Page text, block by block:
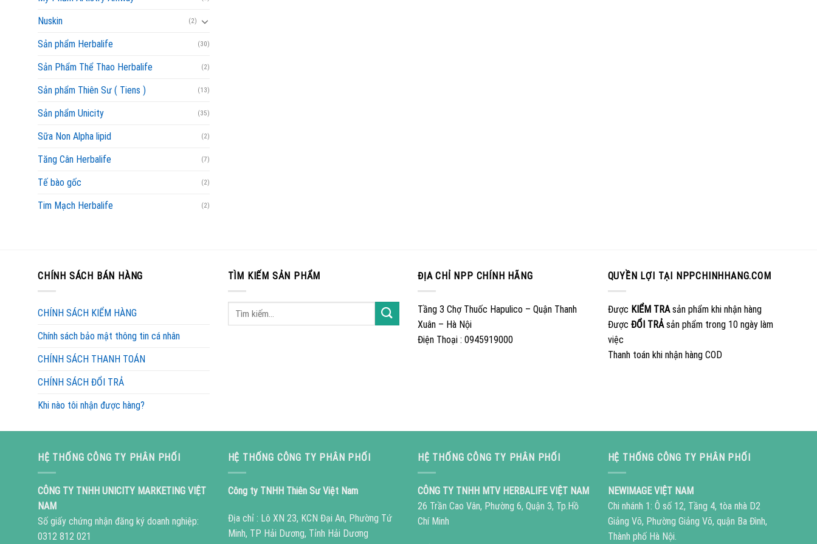
Nuskin (2)
Sản phẩm Herbalife (30)
Sản Phẩm Thể Thao Herbalife (2)
Sản phẩm Thiên Sư ( Tiens ) (13)
Sản phẩm Unicity (35)
Sữa Non Alpha lipid (2)
Tăng Cân Herbalife (7)
Tế bào gốc (2)
Tim Mạch Herbalife (2)
CHÍNH SÁCH BÁN HÀNG
CHÍNH SÁCH KIỂM HÀNG
Chính sách bảo mật thông tin cá nhân
CHÍNH SÁCH THANH TOÁN
CHÍNH SÁCH ĐỔI TRẢ
Khi nào tôi nhận được hàng?
TÌM KIẾM SẢN PHẨM ĐỊA CHỈ NPP CHÍNH HÃNG
Tầng 3 Chợ Thuốc Hapulico – Quận Thanh
Xuân – Hà Nội
Điện Thoại : 0945919000
QUYỀN LỢI TẠI NPPCHINHHANG.COM
Được KIỂM TRAsản phẩm khi nhận hàng
Được ĐỔI TRẢsản phẩm trong 10 ngày làm
việc
Thanh toán khi nhận hàng COD
HỆ THỐNG CÔNG TY PHÂN PHỐI
CÔNG TY TNHH UNICITY MARKETING VIỆT
NAM
Số giấy chứng nhận đăng ký doanh nghiệp:
0312 812 021
HỆ THỐNG CÔNG TY PHÂN PHỐI
Công ty TNHH Thiên Sư Việt Nam
Địa chỉ : Lô XN 23, KCN Đại An, Phường Tứ
Minh, TP Hải Dương, Tỉnh Hải Dương
HỆ THỐNG CÔNG TY PHÂN PHỐI
CÔNG TY TNHH MTV HERBALIFE VIỆT NAM
26 Trần Cao Vân, Phường 6, Quận 3, Tp.Hồ
Chí Minh
HỆ THỐNG CÔNG TY PHÂN PHỐI
NEWIMAGE VIỆT NAM
Chi nhánh 1: Ô số 12, Tầng 4, tòa nhà D2
Giảng Võ, Phường Giảng Võ, quận Ba Đình,
Thành phố Hà Nội.